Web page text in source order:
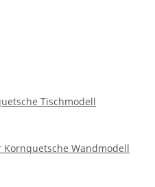
Tischmodell